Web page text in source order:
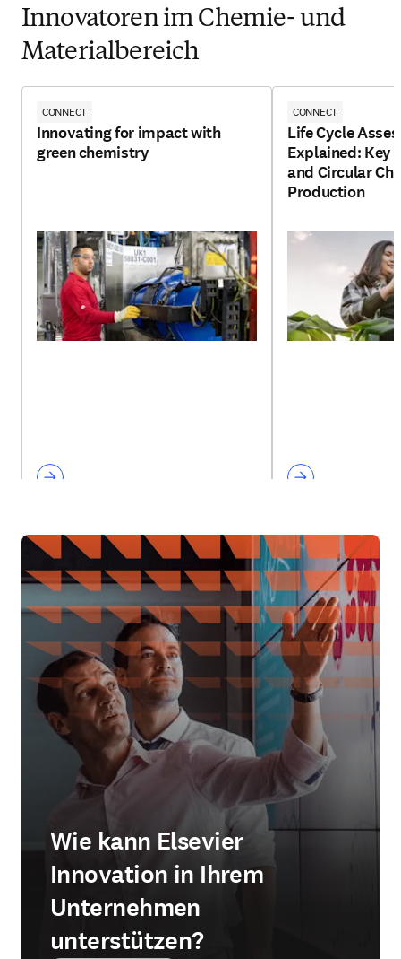
Innovatoren im Chemie- und
Materialbereich
CONNECT
Innovating for impact with
green chemistry
CONNECT
Life Cycle
Explained: Key
and Circular
Production
Wie kann Elsevier
Innovation in Ihrem
Unternehmen
unterstützen?